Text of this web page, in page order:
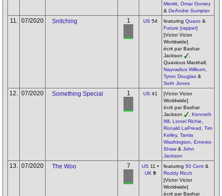
Merritt Omar Gomez
& DeAndre Sumpter
11. 07/2020 Snitching 1 US 54 featuring Quavo &
Future [rapper]
[Victor Victor
Worldwide]
écrit par Bashar
Jackson
Quavious Marshall,
Nayvadius Wilburn
Tyron Douglas &
Seth Jones
12. 07/2020 Something Special 1 US 41
[Victor Victor
Worldwide]
écrit par Bashar
Jackson
Kenneth
Ifill Lionel Richie
Ronald LaPread
Tim
Kelley, Tamia
Washington
Ernesto
Shaw & John
Jackson
13. 07/2020 The Woo 7 US 11 •
UK 9
featuring 50 Cent &
Roddy Ricch
[Victor Victor
Worldwide]
écrit par Bashar